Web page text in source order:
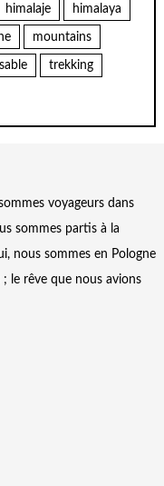
himalaje himalaya
mountains
trekking
voyageurs dans
sommes partis à la
nous sommes en Pologne
le rêve que nous avions